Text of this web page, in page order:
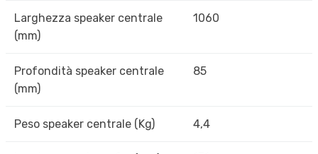
Larghezza speaker centrale
(mm)
1060
Profondità speaker centrale
(mm)
85
Peso speaker centrale (Kg) 4,4